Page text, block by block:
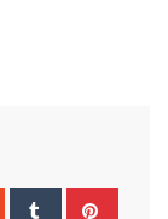
StumbleUpon
Tumblr